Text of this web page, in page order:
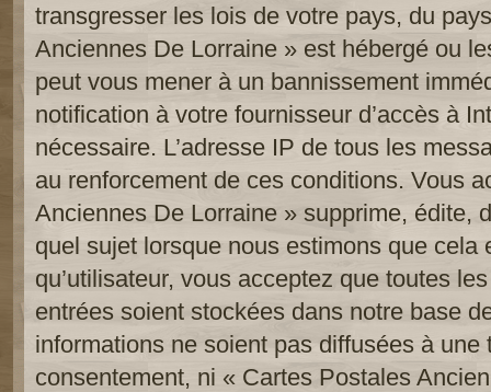
transgresser les lois de votre pays, du
Anciennes De Lorraine » est hébergé ou
peut vous mener à un bannissement
notification à votre fournisseur d’accès à
nécessaire. L’adresse IP de tous les
au renforcement de ces conditions. Vous
Anciennes De Lorraine » supprime, édite,
quel sujet lorsque nous estimons que cela
qu’utilisateur, vous acceptez que toutes
entrées soient stockées dans notre base
informations ne soient pas diffusées à une
consentement, ni « Cartes Postales